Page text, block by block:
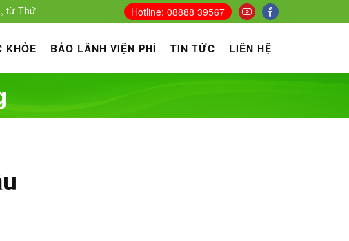
Thứ Hai đến Chủ Nhật - Cấp cứu: 24/24.
Hotline: 08888 39567
KHỎE BẢO LÃNH VIỆN PHÍ TIN TỨC LIÊN HỆ